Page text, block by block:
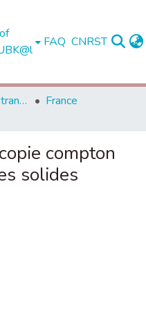
FAQ CNRST
Thèses soutenues à l'étranger
France
compton
solides